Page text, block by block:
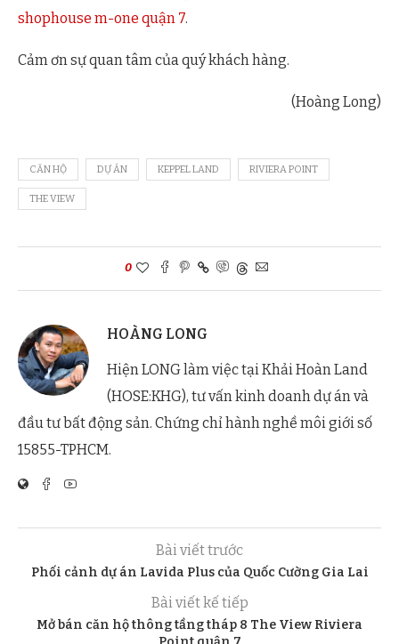
shophouse m-one quận 7.
Cảm ơn sự quan tâm của quý khách hàng.
(Hoàng Long)
CĂN HỘ DỰ ÁN KEPPEL LAND RIVIERA POINT
THE VIEW
0
HOÀNG LONG
Hiện LONG làm việc tại Khải Hoàn Land
(HOSE:KHG), tư vấn kinh doanh dự án và
đầu tư bất động sản. Chứng chỉ hành nghề môi giới số
15855-TPHCM.
Bài viết trước
Phối cảnh dự án Lavida Plus của Quốc Cường Gia Lai
Bài viết kế tiếp
Mở bán căn hộ thông tầng tháp 8 The View Riviera